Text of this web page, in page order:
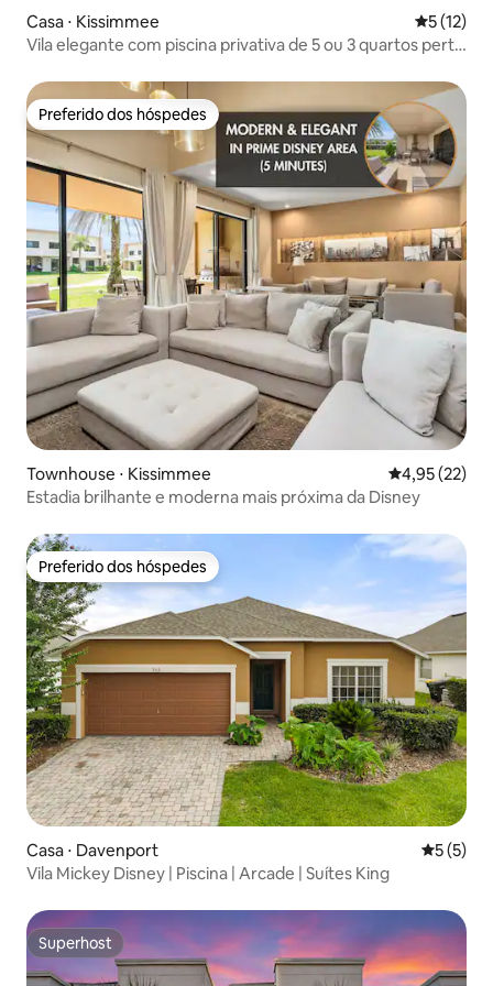
Casa ⋅ Kissimmee 5 de uma
5 (12)
Vila elegante com piscina privativa de 5 ou 3 quartos perto
Preferido dos hóspedes
Preferido dos hóspedes
Townhouse ⋅ Kissimmee 4,95 de uma
4,95 (22)
Estadia brilhante e moderna mais próxima da Disney
Preferido dos hóspedes
Preferido dos hóspedes
Casa ⋅ Davenport 5 de
5 (5)
Vila Mickey Disney | Piscina | Arcade | Suítes King
Superhost
Superhost